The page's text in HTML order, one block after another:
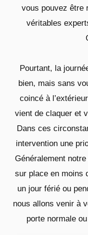
vous pouvez être
véritables
Pourtant, la
bien, mais sans
coincé à
vient de claquer et
Dans ces
intervention une
Généralement
sur place en moins
un jour férié ou
nous allons venir à
porte normale